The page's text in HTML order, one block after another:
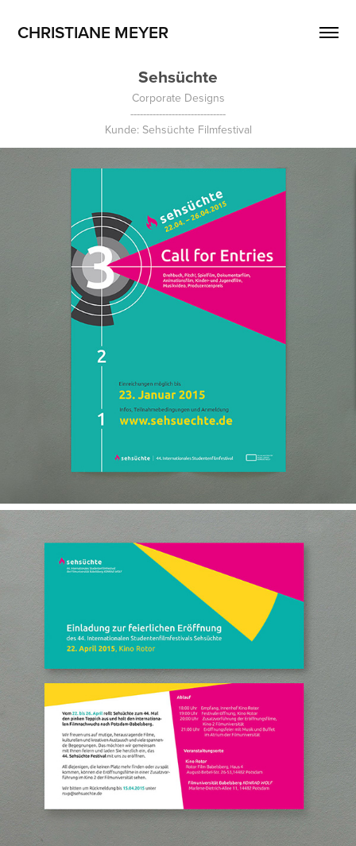
CHRISTIANE MEYER
Sehsüchte
Corporate Designs
------------------------------
Kunde: Sehsüchte Filmfestival